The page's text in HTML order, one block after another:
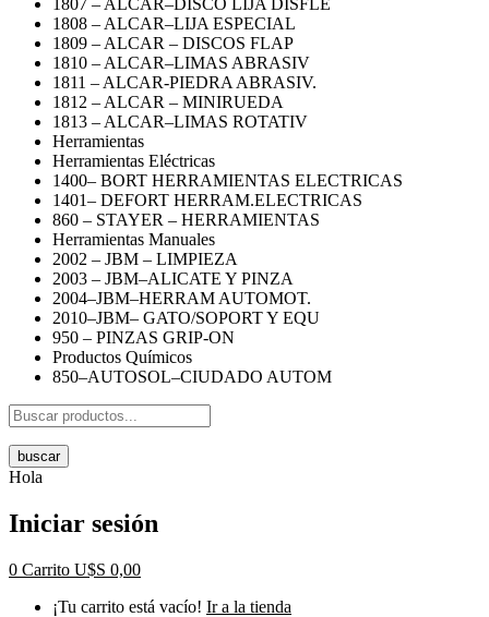
1808 – ALCAR–LIJA ESPECIAL
1809 – ALCAR – DISCOS FLAP
1810 – ALCAR–LIMAS ABRASIV
1811 – ALCAR-PIEDRA ABRASIV.
1812 – ALCAR – MINIRUEDA
1813 – ALCAR–LIMAS ROTATIV
Herramientas
Herramientas Eléctricas
1400– BORT HERRAMIENTAS ELECTRICAS
1401– DEFORT HERRAM.ELECTRICAS
860 – STAYER – HERRAMIENTAS
Herramientas Manuales
2002 – JBM – LIMPIEZA
2003 – JBM–ALICATE Y PINZA
2004–JBM–HERRAM AUTOMOT.
2010–JBM– GATO/SOPORT Y EQU
950 – PINZAS GRIP-ON
Productos Químicos
850–AUTOSOL–CIUDADO AUTOM
buscar
Hola
Iniciar sesión
0 Carrito U$S 0,00
¡Tu carrito está vacío! Ir a la tienda